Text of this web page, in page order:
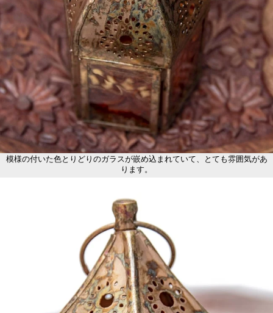
模様の付いた色とりどりのガラスが嵌め込まれていて、とても雰囲気があ
ります。